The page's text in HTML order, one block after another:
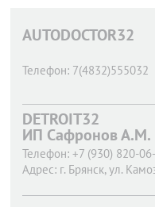
AUTODOCTOR32
Телефон: 7(4832)555032
DETROIT32
ИП Сафронов А.М.
Телефон: +7 (930) 820-
Адрес: г. Брянск, ул.